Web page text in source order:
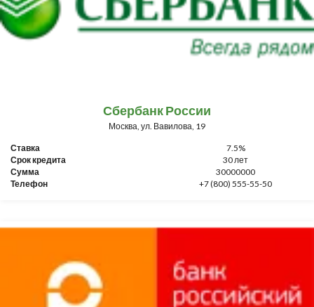
Сбербанк России
Москва, ул. Вавилова, 19
Ставка
7.5%
Срок кредита
30 лет
Сумма
30000000
Телефон
+7 (800) 555-55-50